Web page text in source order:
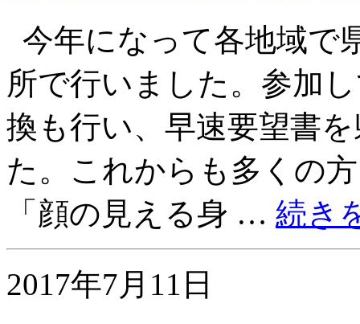
今年になって各地域で
所で行いました。参加
換も行い、早速要望書
た。これからも多くの
「顔の見える身 … 続き
2017年7月11日